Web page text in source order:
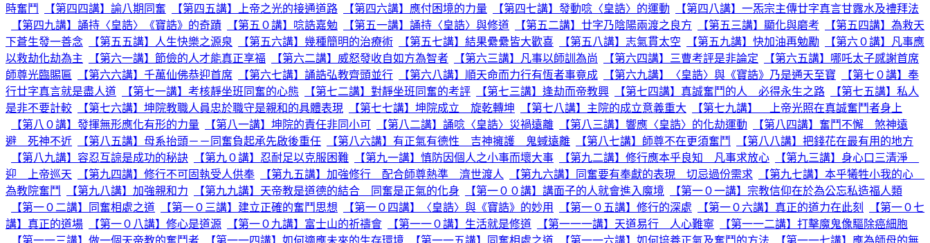
時奮鬥
【第四四講】諭八期同奮 【第四五講】上帝之光的接通道路 【第四六講】應付困境的力量 【第四七講】發動唸〈皇誥〉的運動
【第四八講】一炁宗主傳廿字真言甘露水及禮拜法
【第四九講】誦持〈皇誥〉《寶誥》的奇蹟
【第五０講】唸誥嘉勉 【第五一講】誦持〈皇誥〉與修道 【第五二講】廿字乃陰陽兩渡之良方 【第五三講】顯化與磨考
【第五四講】為救天
下蒼生發一善念
【第五五講】人生快樂之源泉 【第五六講】幾種簡明的治療術 【第五七講】結果纍纍皆大歡喜 【第五八講】志氣貫太空 【第五九講】快加油再勉勵
【第六０講】凡事應
以救劫化劫為主
【第六一講】節儉的人才能真正享福 【第六二講】威怒發收自如方為智者 【第六三講】凡事以師訓為尚 【第六四講】三曹考評是非論定
【第六五講】哪吒太子感謝首席
師尊光臨賜匾
【第六六講】千萬仙佛恭迎首席 【第六七講】誦誥弘教齊頭並行 【第六八講】順天命而力行有恆者事竟成 【第六九講】〈皇誥〉與《寶誥》乃是通天至寶
【第七０講】奉
行廿字真言就是盡人道
【第七一講】考核靜坐班同奮的心態 【第七二講】對靜坐班同奮的考評 【第七三講】逢劫而帝教興 【第七四講】真誠奮鬥的人 必得永生之路
【第七五講】私人
是非不要計較
【第七六講】坤院教職人員忠於職守是親和的具體表現 【第七七講】坤院成立 旋乾轉坤 【第七八講】主院的成立意義重大
【第七九講】 上帝光照在真誠奮鬥者身上
【第八０講】發揮無形應化有形的力量
【第八一講】坤院的責任非同小可 【第八二講】誦唸〈皇誥〉災禍遠離 【第八三講】響應〈皇誥〉的化劫運動
【第八四講】奮鬥不懈 煞神遠
避 死神不近
【第八五講】母系抬頭－－同奮負起承先啟後重任 【第八六講】有正氣有德性 吉神擁護 鬼蜮遠離 【第八七講】師尊不在更須奮鬥
【第八八講】把錢花在最有用的地方
【第八九講】容忍互諒是成功的秘訣
【第九０講】忍耐足以克服困難 【第九一講】慎防因個人之小事而壞大事 【第九二講】修行應本乎良知 凡事求放心
【第九三講】身心口三清淨
迎 上帝巡天
【第九四講】修行不可固執受人供奉 【第九五講】加強修行 配合師尊熱準 濟世渡人 【第九六講】同奮要有奉獻的表現 切忌過份需求
【第九七講】本乎犧牲小我的心
為教院奮鬥
【第九八講】加強親和力 【第九九講】天帝教是道德的結合 同奮是正氣的化身 【第一００講】講面子的人就會進入魔境
【第一０一講】宗教信仰在於為公忘私造福人類
【第一０二講】同奮相處之道
【第一０三講】建立正確的奮鬥思想 【第一０四講】〈皇誥〉與《寶誥》的妙用 【第一０五講】修行的深處 【第一０六講】真正的道力在此刻
【第一０七
講】真正的道場
【第一０八講】修心是道源 【第一０九講】富士山的祈禱會 【第一一０講】生活就是修道 【第一一一講】天道易行 人心難寧
【第一一二講】打擊魔鬼像驅除癌細胞
【第一一三講】做一個天帝教的奮鬥者
【第一一四講】如何適應未來的生存環境 【第一一五講】同奮相處之道 【第一一六講】如何培養正氣及奮鬥的方法
【第一一七講】應為師母的無